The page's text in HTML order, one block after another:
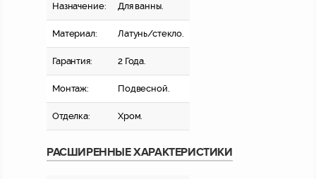
Назначение: Для ванны.
Материал: Латунь/стекло.
Гарантия: 2 Года.
Монтаж: Подвесной.
Отделка: Хром.
РАСШИРЕННЫЕ ХАРАКТЕРИСТИКИ